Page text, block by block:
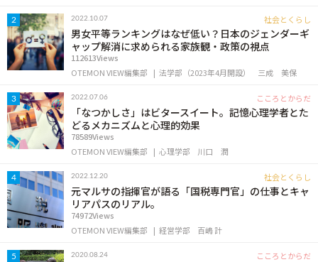
2 2022.10.07 社会とくらし
男女平等ランキングはなぜ低い？日本のジェンダーギ
ャップ解消に求められる家族観・政策の視点
112613Views
OTEMON VIEW編集部
法学部（2023年4月開設） 三成 美保
3 2022.07.06 こころとからだ
「なつかしさ」はビタースイート。記憶心理学者とた
どるメカニズムと心理的効果
78589Views
OTEMON VIEW編集部
心理学部 川口 潤
4 2022.12.20 社会とくらし
元マルサの指揮官が語る「国税専門官」の仕事とキャ
リアパスのリアル。
74972Views
OTEMON VIEW編集部
経営学部 百嶋 計
5 2020.08.24 こころとからだ